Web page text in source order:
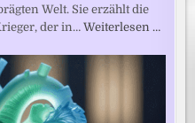
Welt. Sie erzählt die
der in…Weiterlesen …